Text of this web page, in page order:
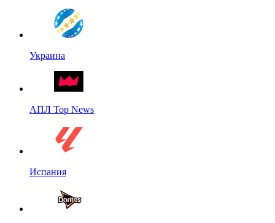
Украина
АПЛ Top News
Испания